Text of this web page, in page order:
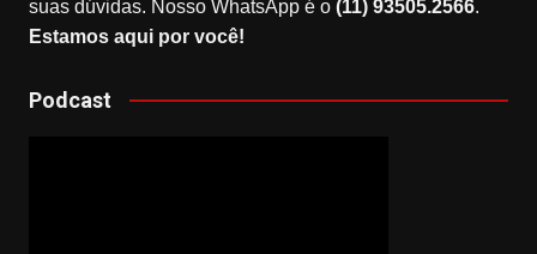
suas dúvidas. Nosso WhatsApp é o (11) 93505.2566.
Estamos aqui por você!
Podcast